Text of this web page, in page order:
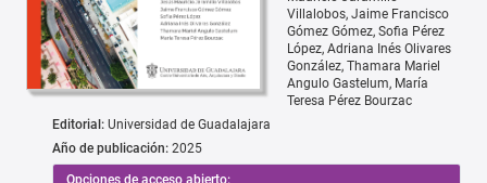
Villalobos Jaime Francisco
Gómez Gómez Sofia Pérez
López Adriana Inés Olivares
González Thamara Mariel
Angulo Gastelum María
Teresa Pérez Bourzac
Editorial: Universidad de Guadalajara
Año de publicación: 2025